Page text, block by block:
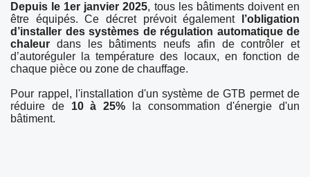
Depuis le 1er janvier 2025, tous les bâtiments doivent en
être équipés. Ce décret prévoit également
l’obligation
d’installer des systèmes de régulation automatique de
chaleur dans les bâtiments neufs afin de contrôler et
d’autoréguler la température des locaux, en fonction de
chaque pièce ou zone de chauffage.
Pour rappel, l'installation d'un système de GTB permet de
réduire de 10 à 25% la consommation d'énergie d'un
bâtiment.